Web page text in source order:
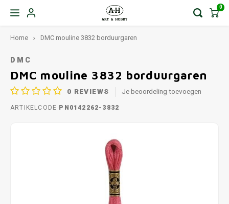
0
Home DMC mouline 3832 borduurgaren
DMC
DMC mouline 3832 borduurgaren
0 REVIEWS Je beoordeling toevoegen
ARTIKELCODE PN0142262-3832